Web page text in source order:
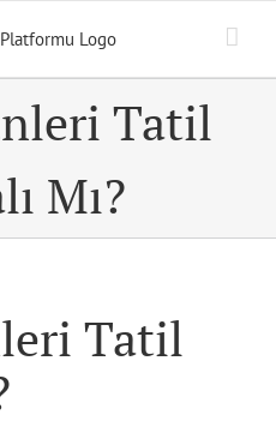
Tatil
Mı?
Tatil